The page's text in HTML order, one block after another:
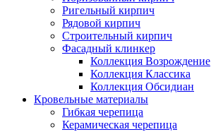
Ригельный кирпич
Рядовой кирпич
Строительный кирпич
Фасадный клинкер
Коллекция Возрождение
Коллекция Классика
Коллекция Обсидиан
Кровельные материалы
Гибкая черепица
Керамическая черепица